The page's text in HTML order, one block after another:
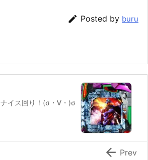
 Posted by buru
ナイス回り！(σ・∀・)σ
 Prev